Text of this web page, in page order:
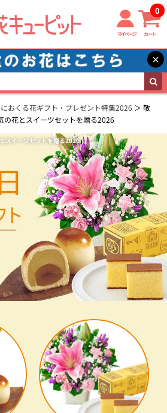
マイページ カート
0
×
おくる花ギフト・プレゼント特集2026
敬
の花とスイーツセットを贈る2026
スイーツセットを贈る2026